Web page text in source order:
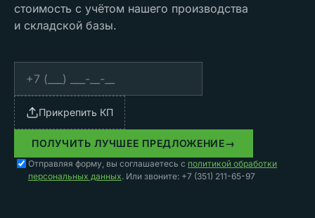
стоимость с учётом нашего производства
и складской базы.
Прикрепить КП
ПОЛУЧИТЬ ЛУЧШЕЕ ПРЕДЛОЖЕНИЕ→
Отправляя форму, вы соглашаетесь с политикой обработки
персональных данных. Или звоните: +7 (351) 211-65-97